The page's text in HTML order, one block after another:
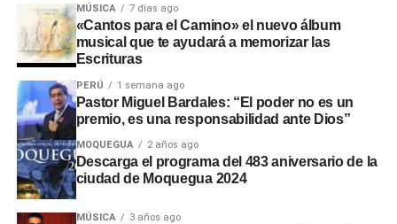
Adicionalmente, en el sector
laboró sin la autorización de laAutoridad Administrativa
del Agua. En Santo Domingo y El Conde, las labores
ingenieros residentes o inspectores.
Consecuencias y
recomendaciones ante El Niño
Las situaciones adversas detectadas comprometen la
MÚSICA 7 días ago
«Cantos para el Camino» el nuevo álbum
musical que te ayudará a memorizar las
Escrituras
PERÚ 1 semana ago
Pastor Miguel Bardales: “El poder no es un
premio, es una responsabilidad ante Dios”
MOQUEGUA 2 años ago
Descarga el programa del 483 aniversario de la
ciudad de Moquegua 2024
MÚSICA 3 años ago